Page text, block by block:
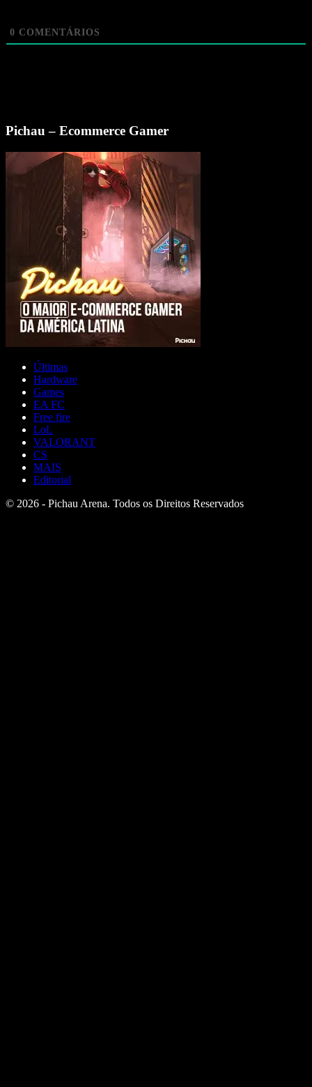
0 COMENTÁRIOS
Pichau – Ecommerce Gamer
Últimas
Hardware
Games
EA FC
Free fire
LoL
VALORANT
CS
MAIS
Editorial
© 2026 - Pichau Arena. Todos os Direitos Reservados